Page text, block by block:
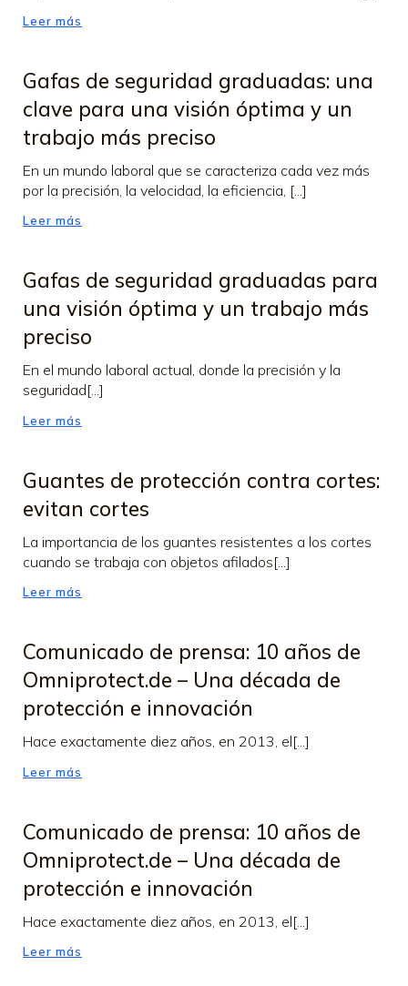
Leer más
Gafas de seguridad graduadas: una
clave para una visión óptima y un
trabajo más preciso
En un mundo laboral que se caracteriza cada vez más
por la precisión, la velocidad, la eficiencia, [...]
Leer más
Gafas de seguridad graduadas para
una visión óptima y un trabajo más
preciso
En el mundo laboral actual, donde la precisión y la
seguridad[...]
Leer más
Guantes de protección contra cortes:
evitan cortes
La importancia de los guantes resistentes a los cortes
cuando se trabaja con objetos afilados[...]
Leer más
Comunicado de prensa: 10 años de
Omniprotect.de – Una década de
protección e innovación
Hace exactamente diez años, en 2013, el[...]
Leer más
Comunicado de prensa: 10 años de
Omniprotect.de – Una década de
protección e innovación
Hace exactamente diez años, en 2013, el[...]
Leer más